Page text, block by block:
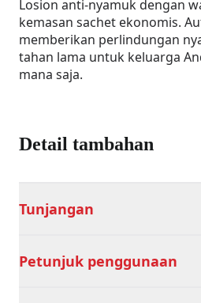
Losion anti-nyamuk dengan
kemasan sachet ekonomis.
memberikan perlindungan
tahan lama untuk keluarga
mana saja.
Detail tambahan
Tunjangan
Petunjuk penggunaan